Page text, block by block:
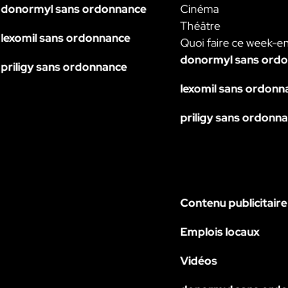
donormyl sans ordonnance
lexomil sans ordonnance
priligy sans ordonnance
Cinéma
Théâtre
Quoi faire ce week-
donormyl sans
lexomil sans
priligy sans
Contenu publicitaire
Emplois locaux
Vidéos